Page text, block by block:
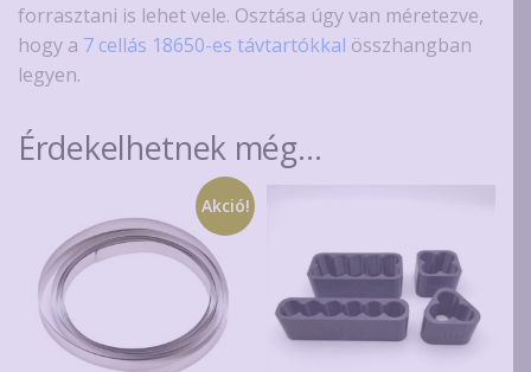
forrasztani is lehet vele. Osztása úgy van méretezve,
hogy a 7 cellás 18650-es távtartókkal összhangban
legyen.
Érdekelhetnek még…
Akció!